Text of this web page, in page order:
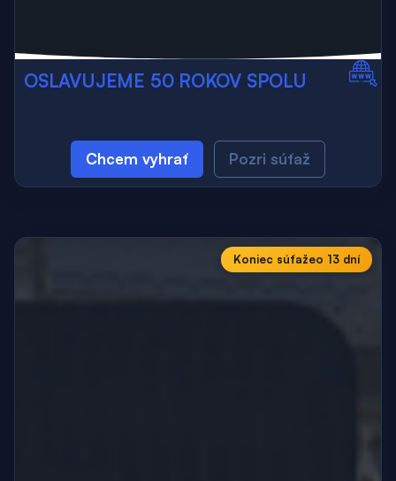
OSLAVUJEME 50 ROKOV SPOLU
Chcem vyhrať Pozri súťaž
Koniec súťažeo 13 dní